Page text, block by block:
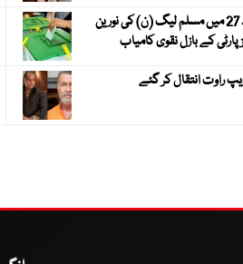
آزاد کشمیر الیکشن ، ایل اے 27 میں مسلم لیگ (ن) کی نورین
راوت انتقال کر گئے